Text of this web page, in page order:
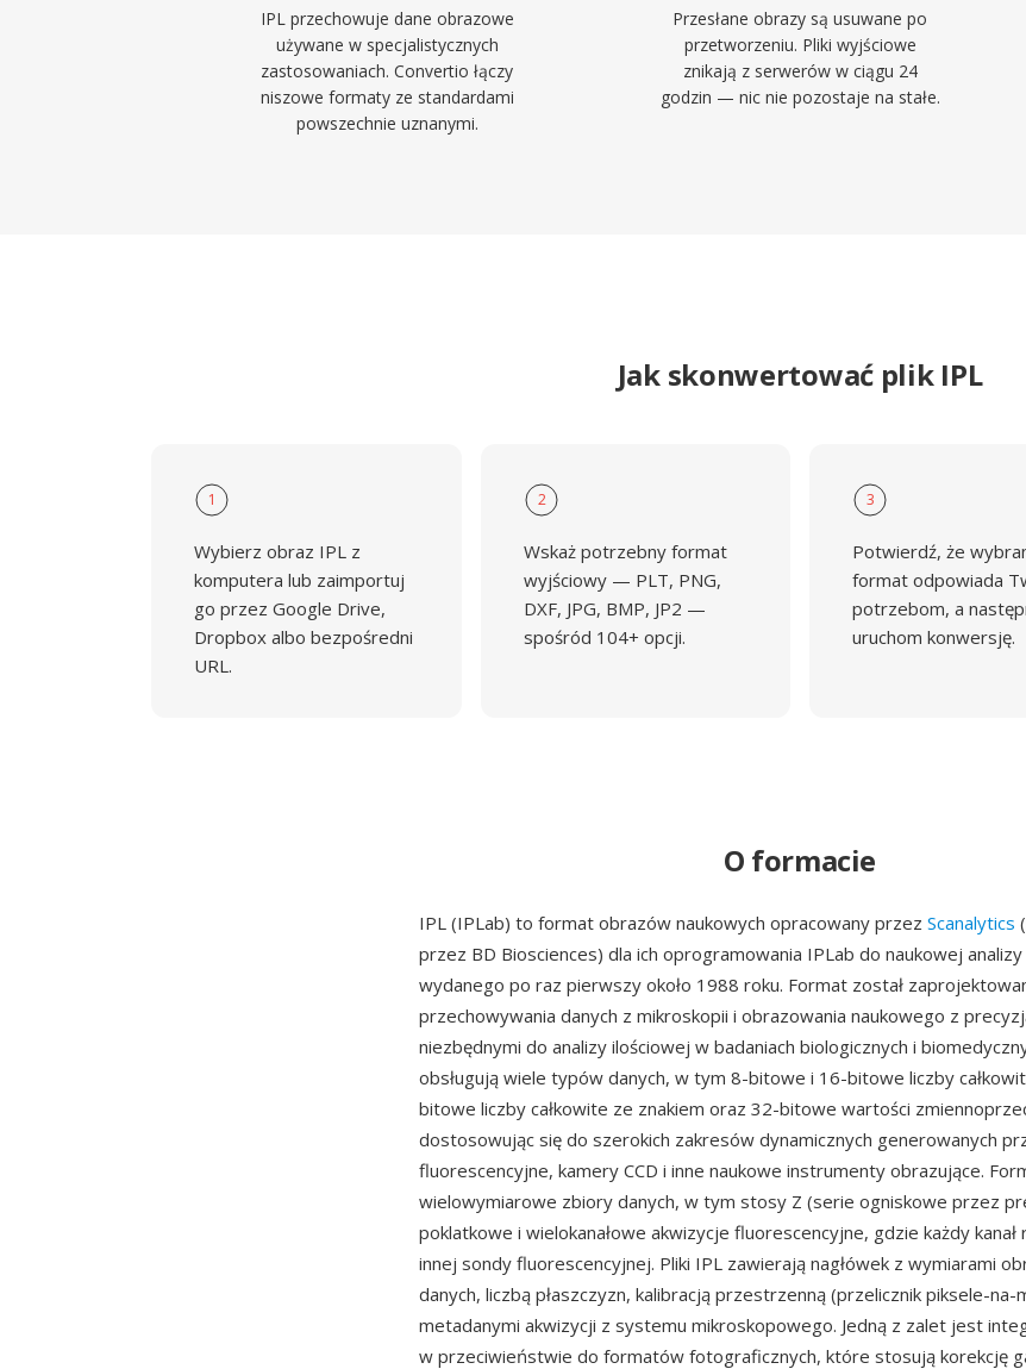
IPL przechowuje dane obrazowe
używane w specjalistycznych
zastosowaniach. Convertio łączy
niszowe formaty ze standardami
powszechnie uznanymi.
Przesłane obrazy są usuwane po
przetworzeniu. Pliki wyjściowe
znikają z serwerów w ciągu 24
godzin — nic nie pozostaje na stałe.
Jak skonwertować plik IPL
1
Wybierz obraz IPL z
komputera lub zaimportuj
go przez Google Drive,
Dropbox albo bezpośredni
URL.
2
Wskaż potrzebny format
wyjściowy — PLT, PNG,
DXF, JPG, BMP, JP2 —
spośród 104+ opcji.
3
Potwierdź, że
format odpowiada
potrzebom, a
uruchom konwersję.
O formacie
IPL (IPLab) to format obrazów naukowych opracowany przez Scanalytics
przez BD Biosciences) dla ich oprogramowania IPLab do naukowej
wydanego po raz pierwszy około 1988 roku. Format został
przechowywania danych z mikroskopii i obrazowania naukowego z
niezbędnymi do analizy ilościowej w badaniach biologicznych i
obsługują wiele typów danych, w tym 8-bitowe i 16-bitowe liczby
bitowe liczby całkowite ze znakiem oraz 32-bitowe wartości
dostosowując się do szerokich zakresów dynamicznych generowanych
fluorescencyjne, kamery CCD i inne naukowe instrumenty obrazujące.
wielowymiarowe zbiory danych, w tym stosy Z (serie ogniskowe przez
poklatkowe i wielokanałowe akwizycje fluorescencyjne, gdzie każdy
innej sondy fluorescencyjnej. Pliki IPL zawierają nagłówek z wymiarami
danych, liczbą płaszczyzn, kalibracją przestrzenną (przelicznik piksele-
metadanymi akwizycji z systemu mikroskopowego. Jedną z zalet jest
w przeciwieństwie do formatów fotograficznych, które stosują korekcję